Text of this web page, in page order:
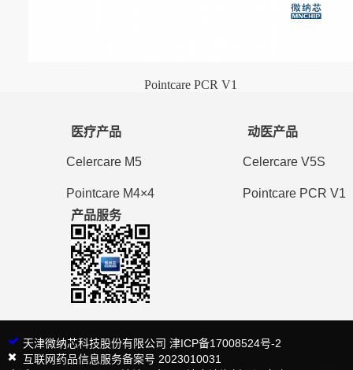
Pointcare PCR V1
医疗产品
Celercare M5
Pointcare M4×4
动医产品
Celercare V5S
Pointcare PCR V1
产品服务
天津微纳芯科技股份有限公司 津ICP备17008524号-2
互联网药品信息服务备案号 2023010031